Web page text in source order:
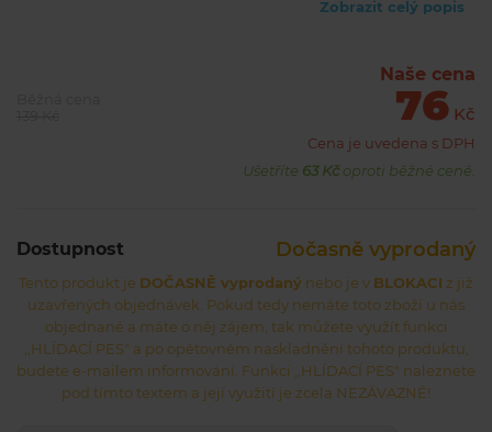
Zobrazit celý popis
Naše cena
76Kč
Cena je uvedena s DPH
Ušetříte 63 Kčoproti běžné ceně.
Dostupnost Dočasně vyprodaný
Tento produkt je DOČASNĚ vyprodaný nebo je v BLOKACI z již
uzavřených objednávek. Pokud tedy nemáte toto zboží u nás
objednané a máte o něj zájem, tak můžete využít funkci
,,HLÍDACÍ PES" a po opětovném naskladnění tohoto produktu,
budete e-mailem informování. Funkci ,,HLÍDACÍ PES" naleznete
pod tímto textem a její využití je zcela NEZÁVAZNÉ!